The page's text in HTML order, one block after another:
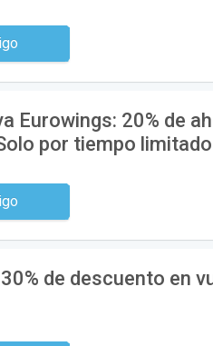
código
Eurowings: 20% de
por tiempo limitado
código
de descuento en